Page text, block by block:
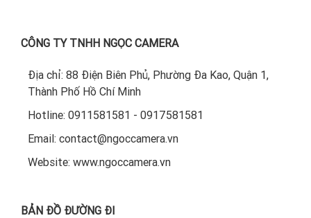
CÔNG TY TNHH NGỌC CAMERA
Địa chỉ: 88 Điện Biên Phủ, Phường Đa Kao, Quận 1,
Thành Phố Hồ Chí Minh
Hotline: 0911581581 - 0917581581
Email: contact@ngoccamera.vn
Website: www.ngoccamera.vn
BẢN ĐỒ ĐƯỜNG ĐI